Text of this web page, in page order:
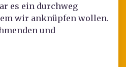
es ein durchweg
wir anknüpfen wollen.
und